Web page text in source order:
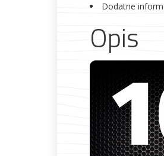
Elektromaterijal
Dodatne
Opis